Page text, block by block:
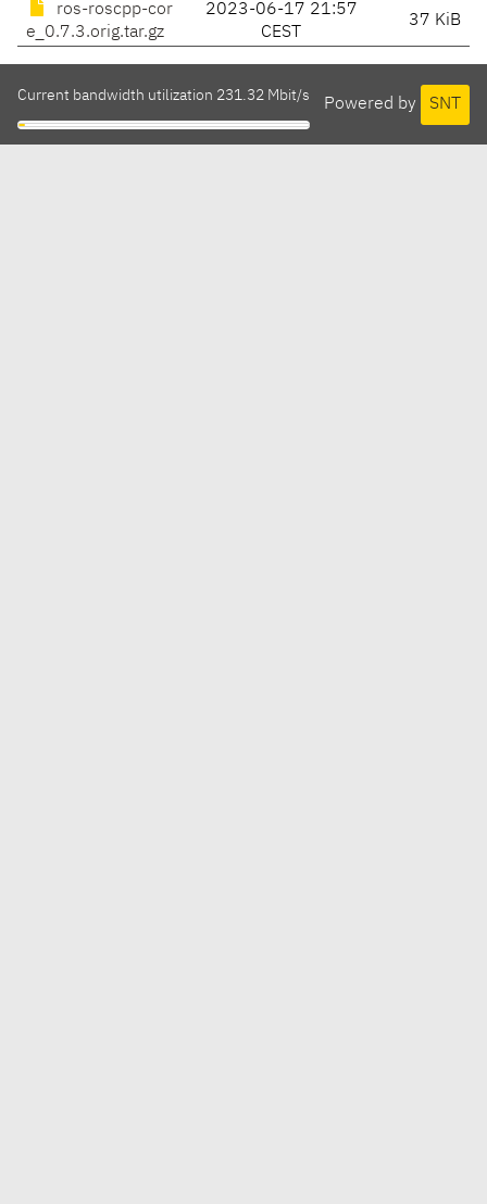
ros-roscpp-cor
e_0.7.3.orig.tar.gz
2023-06-17 21:57
CEST
37 KiB
Powered by SNT
Current bandwidth utilization 231.32 Mbit/s